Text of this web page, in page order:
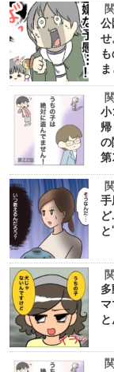
公
せ
小
の
手